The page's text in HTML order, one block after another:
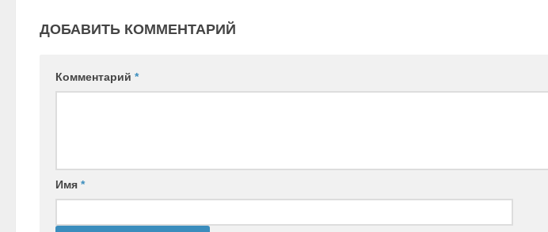
ДОБАВИТЬ КОММЕНТАРИЙ
Комментарий *
Имя *